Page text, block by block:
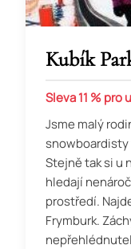
Kubík
Sleva 11 %
Jsme malý
snowboardisty
Stejně tak si u
hledají
prostředí.
Frymburk.